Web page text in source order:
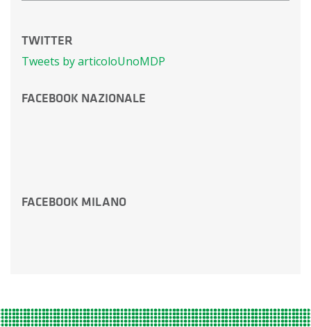
TWITTER
Tweets by articoloUnoMDP
FACEBOOK NAZIONALE
FACEBOOK MILANO